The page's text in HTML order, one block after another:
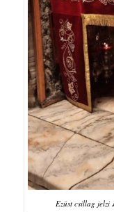
Ezüst csillag jelzi